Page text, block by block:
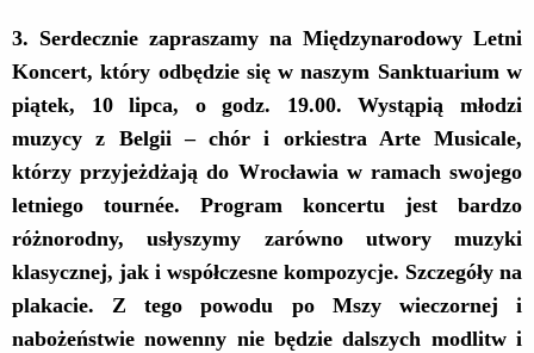
3. Serdecznie zapraszamy na Międzynarodowy Letni
Koncert, który odbędzie się w naszym Sanktuarium w
piątek, 10 lipca, o godz. 19.00. Wystąpią młodzi
muzycy z Belgii – chór i orkiestra Arte Musicale,
którzy przyjeżdżają do Wrocławia w ramach swojego
letniego tournée. Program koncertu jest bardzo
różnorodny, usłyszymy zarówno utwory muzyki
klasycznej, jak i współczesne kompozycje. Szczegóły na
plakacie.Z tego powodu po Mszy wieczornej i
nabożeństwie nowenny nie będzie dalszych modlitw i